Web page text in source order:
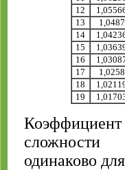
12
13
14
15
16
17
18
19
Коэффициент
сложности
одинаково